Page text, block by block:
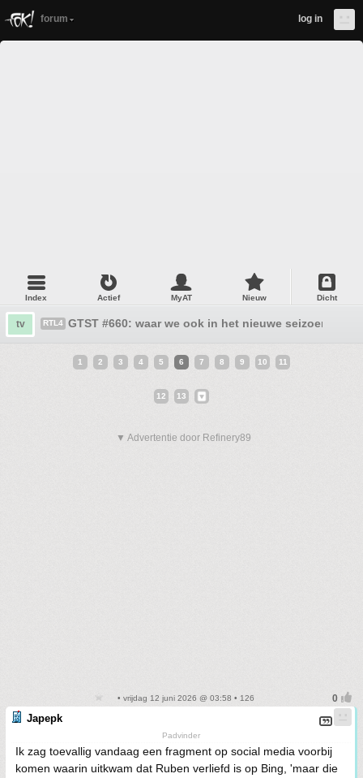
forum log in
Index Actief MyAT Nieuw Dicht
tv RTL4 GTST #660: waar we ook in het nieuwe seizoen
1 2 3 4 5 6 7 8 9 10 11
12 13
▼ Advertentie door Refinery89
• vrijdag 12 juni 2026 @ 03:58 • 126
Japepk
Padvinder
Ik zag toevallig vandaag een fragment op social media voorbij
komen waarin uitkwam dat Ruben verliefd is op Bing, 'maar die